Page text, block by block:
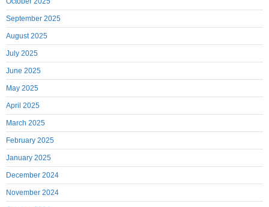
September 2025
August 2025
July 2025
June 2025
May 2025
April 2025
March 2025
February 2025
January 2025
December 2024
November 2024